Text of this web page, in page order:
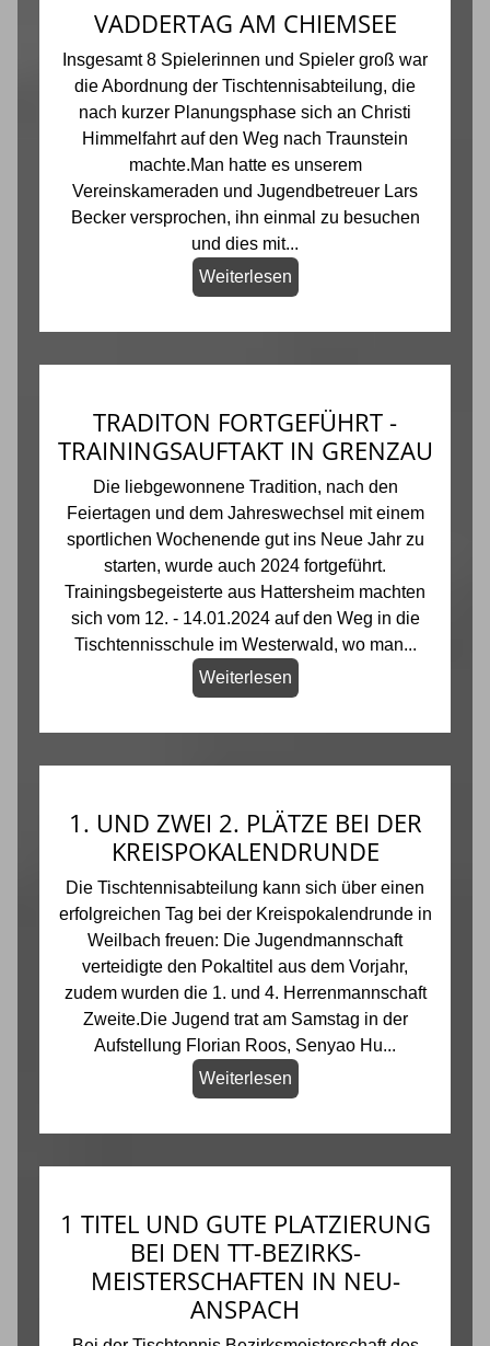
VADDERTAG AM CHIEMSEE
Insgesamt 8 Spielerinnen und Spieler groß war
die Abordnung der Tischtennisabteilung, die
nach kurzer Planungsphase sich an Christi
Himmelfahrt auf den Weg nach Traunstein
machte.Man hatte es unserem
Vereinskameraden und Jugendbetreuer Lars
Becker versprochen, ihn einmal zu besuchen
und dies mit...
Weiterlesen
TRADITON FORTGEFÜHRT -
TRAININGSAUFTAKT IN GRENZAU
Die liebgewonnene Tradition, nach den
Feiertagen und dem Jahreswechsel mit einem
sportlichen Wochenende gut ins Neue Jahr zu
starten, wurde auch 2024 fortgeführt.
Trainingsbegeisterte aus Hattersheim machten
sich vom 12. - 14.01.2024 auf den Weg in die
Tischtennisschule im Westerwald, wo man...
Weiterlesen
1. UND ZWEI 2. PLÄTZE BEI DER
KREISPOKALENDRUNDE
Die Tischtennisabteilung kann sich über einen
erfolgreichen Tag bei der Kreispokalendrunde in
Weilbach freuen: Die Jugendmannschaft
verteidigte den Pokaltitel aus dem Vorjahr,
zudem wurden die 1. und 4. Herrenmannschaft
Zweite.Die Jugend trat am Samstag in der
Aufstellung Florian Roos, Senyao Hu...
Weiterlesen
1 TITEL UND GUTE PLATZIERUNG
BEI DEN TT-BEZIRKS-
MEISTERSCHAFTEN IN NEU-
ANSPACH